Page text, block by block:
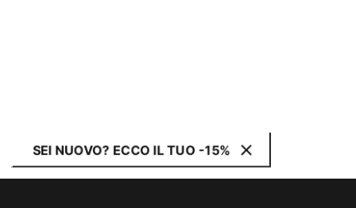
SEI NUOVO? ECCO IL TUO -15%